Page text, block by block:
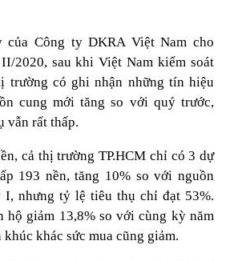
của Công ty DKRA Việt Nam cho
2020, sau khi Việt Nam kiểm soát
trường có ghi nhận những tín hiệu
cung mới tăng so với quý trước,
vẫn rất thấp.
cả thị trường TP.HCM chỉ có 3 dự
193 nền, tăng 10% so với nguồn
I, nhưng tỷ lệ tiêu thụ chỉ đạt 53%.
hộ giảm 13,8% so với cùng kỳ năm
khác sức mua cũng giảm.